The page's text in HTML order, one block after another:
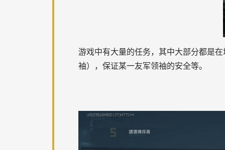
游戏中有大量的任务，其中大部分都是
袖），保证某一友军领袖的安全等。